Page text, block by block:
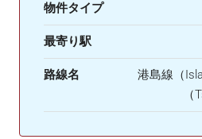
物件タイプ
最寄り駅
路線名
港島線（